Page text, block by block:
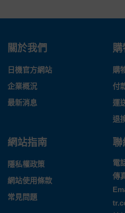
關於我們
日機官方網站
企業概況
最新消息
購
購
付
運
退
網站指南
隱私權政策
網站使用條款
常見問題
電
傳